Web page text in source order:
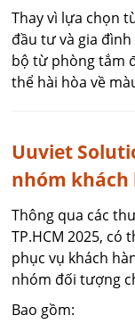
Thay vì lựa chọn
đầu tư và gia
bộ từ phòng tắm
thể hài hòa về
Uuviet
nhóm khách
Thông qua các
TP.HCM 2025, có
phục vụ khách
nhóm đối tượng
Bao gồm: